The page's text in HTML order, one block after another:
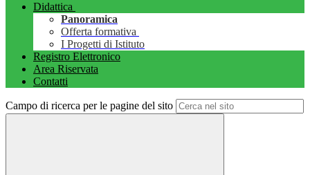
Didattica
Panoramica
Offerta formativa
I Progetti di Istituto
Registro Elettronico
Area Riservata
Contatti
Campo di ricerca per le pagine del sito